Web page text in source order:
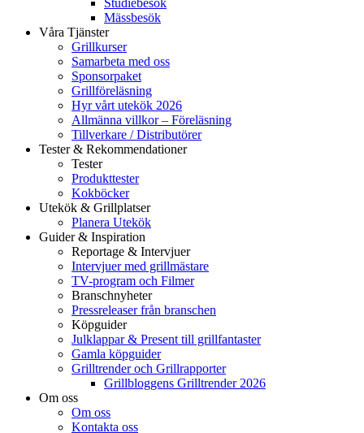
Studiebesök
Mässbesök
Våra Tjänster
Grillkurser
Samarbeta med oss
Sponsorpaket
Grillföreläsning
Hyr vårt utekök 2026
Allmänna villkor – Föreläsning
Tillverkare / Distributörer
Tester & Rekommendationer
Tester
Produkttester
Kokböcker
Utekök & Grillplatser
Planera Utekök
Guider & Inspiration
Reportage & Intervjuer
Intervjuer med grillmästare
TV-program och Filmer
Branschnyheter
Pressreleaser från branschen
Köpguider
Julklappar & Present till grillfantaster
Gamla köpguider
Grilltrender och Grillrapporter
Grillbloggens Grilltrender 2026
Om oss
Om oss
Kontakta oss